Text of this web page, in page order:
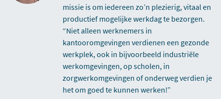
missie is om iedereen zo’n plezierig, vitaal en
productief mogelijke werkdag te bezorgen.
“Niet alleen werknemers in
kantooromgevingen verdienen een gezonde
werkplek, ook in bijvoorbeeld industriële
werkomgevingen, op scholen, in
zorgwerkomgevingen of onderweg verdien je
het om goed te kunnen werken!”